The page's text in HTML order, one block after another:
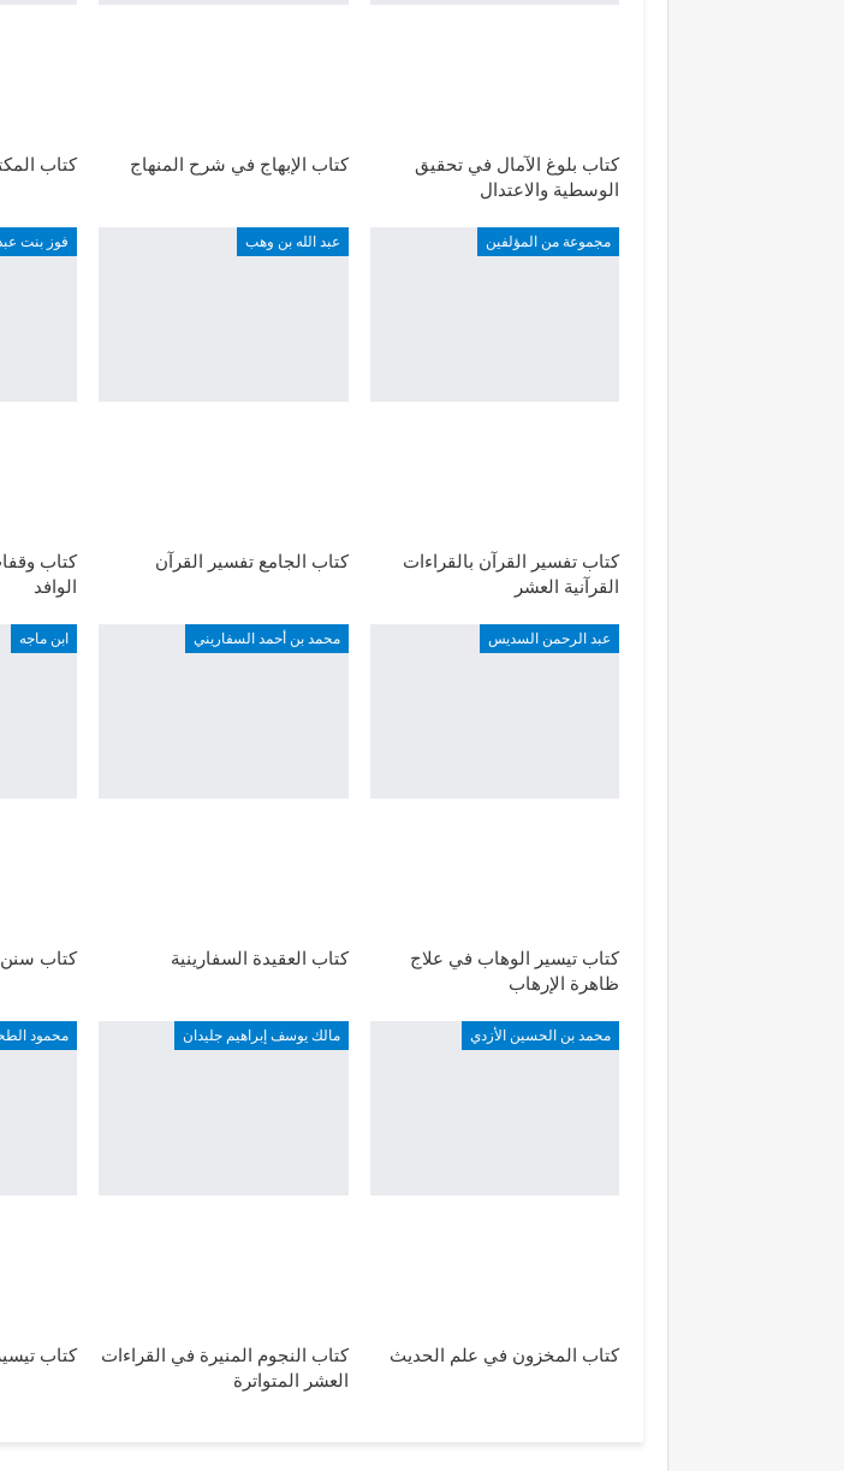
كتاب بلوغ الآمال في تحقيق
الوسطية والاعتدال
كتاب الإبهاج في شرح المنهاج كتاب
مجموعة من المؤلفين
كتاب تفسير القرآن بالقراءات
القرآنية العشر
عبد الله بن وهب
كتاب الجامع تفسير القرآن
فوز بنت
كتاب
الوافد
عبد الرحمن السديس
كتاب تيسير الوهاب في علاج
ظاهرة الإرهاب
محمد بن أحمد السفاريني
كتاب العقيدة السفارينية
ابن ماجه
كتاب سنن
محمد بن الحسين الأزدي
كتاب المخزون في علم الحديث
مالك يوسف إبراهيم جليدان
كتاب النجوم المنيرة في القراءات
العشر المتواترة
محمود
كتاب